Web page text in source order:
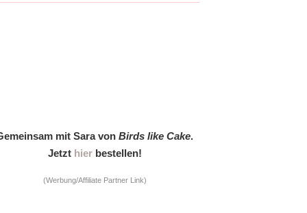
mit Sara vonBirds like Cake.
Jetzt hierbestellen!
(Werbung/Affiliate Partner Link)